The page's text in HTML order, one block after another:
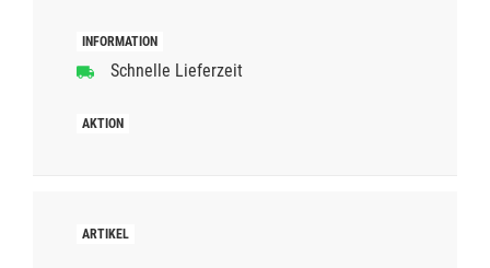
Schnelle Lieferzeit